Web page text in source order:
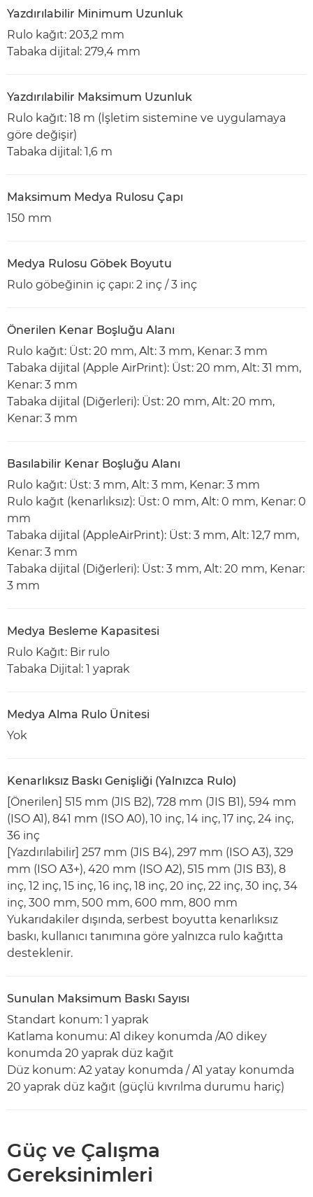
Yazdırılabilir Minimum Uzunluk
Rulo kağıt: 203,2 mm
Tabaka dijital: 279,4 mm
Yazdırılabilir Maksimum Uzunluk
Rulo kağıt: 18 m (İşletim sistemine ve uygulamaya
göre değişir)
Tabaka dijital: 1,6 m
Maksimum Medya Rulosu Çapı
150 mm
Medya Rulosu Göbek Boyutu
Rulo göbeğinin iç çapı: 2 inç / 3 inç
Önerilen Kenar Boşluğu Alanı
Rulo kağıt: Üst: 20 mm, Alt: 3 mm, Kenar: 3 mm
Tabaka dijital (Apple AirPrint): Üst: 20 mm, Alt: 31 mm,
Kenar: 3 mm
Tabaka dijital (Diğerleri): Üst: 20 mm, Alt: 20 mm,
Kenar: 3 mm
Basılabilir Kenar Boşluğu Alanı
Rulo kağıt: Üst: 3 mm, Alt: 3 mm, Kenar: 3 mm
Rulo kağıt (kenarlıksız): Üst: 0 mm, Alt: 0 mm, Kenar: 0
mm
Tabaka dijital (AppleAirPrint): Üst: 3 mm, Alt: 12,7 mm,
Kenar: 3 mm
Tabaka dijital (Diğerleri): Üst: 3 mm, Alt: 20 mm, Kenar:
3 mm
Medya Besleme Kapasitesi
Rulo Kağıt: Bir rulo
Tabaka Dijital: 1 yaprak
Medya Alma Rulo Ünitesi
Yok
Kenarlıksız Baskı Genişliği (Yalnızca Rulo)
[Önerilen] 515 mm (JIS B2), 728 mm (JIS B1), 594 mm
(ISO A1), 841 mm (ISO A0), 10 inç, 14 inç, 17 inç, 24 inç,
36 inç
[Yazdırılabilir] 257 mm (JIS B4), 297 mm (ISO A3), 329
mm (ISO A3+), 420 mm (ISO A2), 515 mm (JIS B3), 8
inç, 12 inç, 15 inç, 16 inç, 18 inç, 20 inç, 22 inç, 30 inç, 34
inç, 300 mm, 500 mm, 600 mm, 800 mm
Yukarıdakiler dışında, serbest boyutta kenarlıksız
baskı, kullanıcı tanımına göre yalnızca rulo kağıtta
desteklenir.
Sunulan Maksimum Baskı Sayısı
Standart konum: 1 yaprak
Katlama konumu: A1 dikey konumda /A0 dikey
konumda 20 yaprak düz kağıt
Düz konum: A2 yatay konumda / A1 yatay konumda
20 yaprak düz kağıt (güçlü kıvrılma durumu hariç)
Güç ve Çalışma
Gereksinimleri